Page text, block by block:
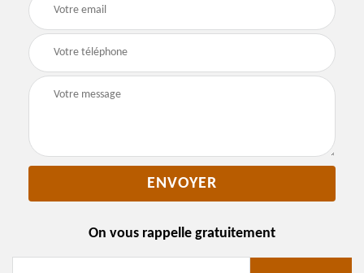
On vous rappelle gratuitement